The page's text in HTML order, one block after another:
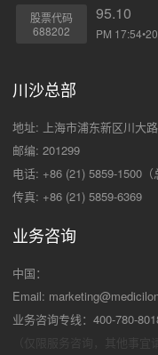
股票代码
688202
95.10
PM
川沙总部
地址: 上海市浦东新区川大
邮编: 201299
电话: +86 (21) 5859-1500（
传真: +86 (21) 5859-6369
业务咨询
中国：
Email:
业务咨询专线：400-780-